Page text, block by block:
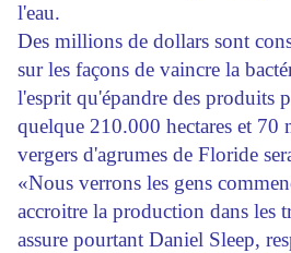
l'eau.
Des millions de dollars sont
sur les façons de vaincre la
l'esprit qu'épandre des produits
quelque 210.000 hectares et 70
vergers d'agrumes de Floride
«Nous verrons les gens
accroitre la production dans les
assure pourtant Daniel Sleep,